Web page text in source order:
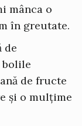
mânca o
în greutate.
de
bolile
de fructe
și o mulțime